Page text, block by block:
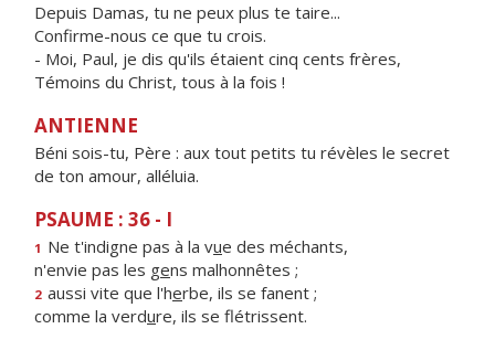
Depuis Damas, tu ne peux plus te taire...
Confirme-nous ce que tu crois.
- Moi, Paul, je dis qu'ils étaient cinq cents frères,
Témoins du Christ, tous à la fois !
ANTIENNE
Béni sois-tu, Père : aux tout petits tu révèles le secret
de ton amour, alléluia.
PSAUME : 36 - I
1 Ne t'indigne pas à la vue des méchants,
n'envie pas les gens malhonnêtes ;
2 aussi vite que l'herbe, ils se fanent ;
comme la verdure, ils se flétrissent.